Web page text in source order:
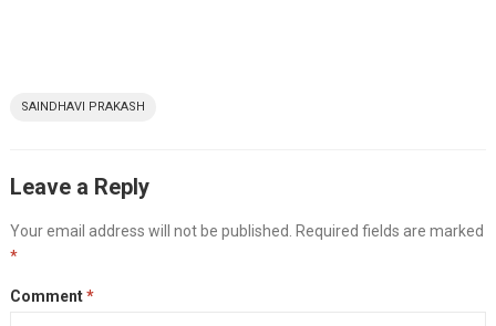
SAINDHAVI PRAKASH
Leave a Reply
Your email address will not be published. Required fields are marked
*
Comment*